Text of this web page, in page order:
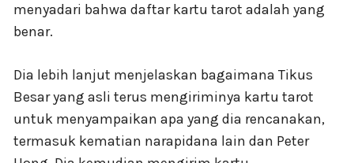
menyadari bahwa daftar kartu tarot adalah yang
benar.
Dia lebih lanjut menjelaskan bagaimana Tikus
Besar yang asli terus mengiriminya kartu tarot
untuk menyampaikan apa yang dia rencanakan,
termasuk kematian narapidana lain dan Peter